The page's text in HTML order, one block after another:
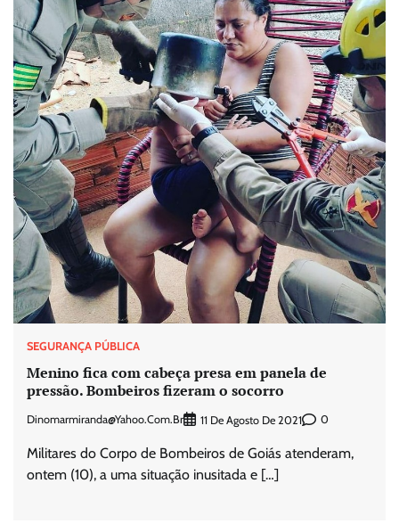
SEGURANÇA PÚBLICA
Menino fica com cabeça presa em panela de
pressão. Bombeiros fizeram o socorro
Dinomarmiranda@yahoo.com.br 11 De Agosto De 2021 0
Militares do Corpo de Bombeiros de Goiás atenderam,
ontem (10), a uma situação inusitada e […]